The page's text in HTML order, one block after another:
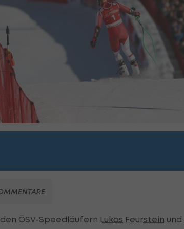
ÖSV-Speedläufern Lukas Feurstein und